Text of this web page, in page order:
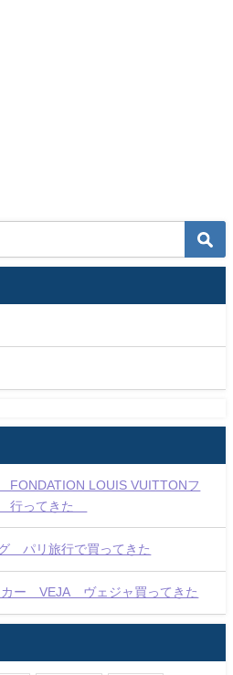
LOUIS VUITTONフ
行ってきた
パリ旅行で買ってきた
ー VEJA ヴェジャ買ってきた